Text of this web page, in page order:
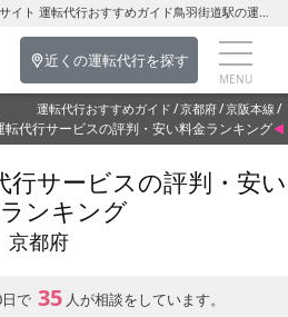
全国の運転代行業者のポータルナビサイト 運転代行おすすめガイド鳥羽街道駅の運転代行を探す-京都府の運転代行
近くの運転代行を探す
運転代行おすすめガイド 京都府 京阪本線
転代行サービスの評判・安い料金ランキング
行サービスの評判・安い
ンキング
京都府
で 35 人が相談をしています。